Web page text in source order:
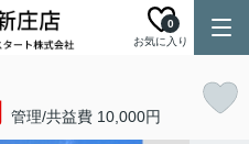
お気に入り
0
管理/共益費 10,000円